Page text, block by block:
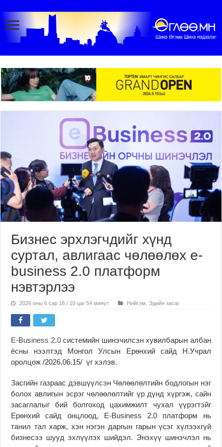
Бизнес эрхлэгчдийг хүнд
суртал, авлигаас чөлөөлөх е-
business 2.0 платформ
нэвтэрлээ
2026 оны 6 сар 16 / 10 цаг 54 минут Нийгэм Эдийн засаг
E-Business 2.0системийн шинэчилсэн хувилбарын албан
ёсны нээлтэд Монгол Улсын Ерөнхий сайд Н.Учрал
оролцож /2026.06.15/ үг хэлэв.
Засгийн газраас дэвшүүлсэн Чөлөөлөлтийн бодлогын нэг
болох авлигын эсрэг чөлөөлөлтийг үр дүнд хүргэж, сайн
засаглалыг бий болгоход цахимжилт чухал үүрэгтэйг
Ерөнхий сайд онцлоод, E-Business 2.0 платформ нь
танил тал харж, хэн нэгэн даргын гарын үсэг хүлээхгүй
бизнесээ шууд эхлүүлэх шийдэл. Энэхүү шинэчлэл нь